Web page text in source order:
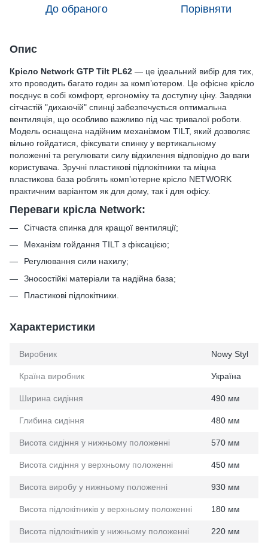
До обраного Порівняти
Опис
Крісло Network GTP Tilt PL62 — це ідеальний вибір для тих,
хто проводить багато годин за комп’ютером. Це офісне крісло
поєднує в собі комфорт, ергономіку та доступну ціну. Завдяки
сітчастій "дихаючій" спинці забезпечується оптимальна
вентиляція, що особливо важливо під час тривалої роботи.
Модель оснащена надійним механізмом TILT, який дозволяє
вільно гойдатися, фіксувати спинку у вертикальному
положенні та регулювати силу відхилення відповідно до ваги
користувача. Зручні пластикові підлокітники та міцна
пластикова база роблять комп’ютерне крісло NETWORK
практичним варіантом як для дому, так і для офісу.
Переваги крісла Network:
Сітчаста спинка для кращої вентиляції;
Механізм гойдання TILT з фіксацією;
Регулювання сили нахилу;
Зносостійкі матеріали та надійна база;
Пластикові підлокітники.
Характеристики
Виробник Nowy Styl
Країна виробник Україна
Ширина сидіння 490 мм
Глибина сидіння 480 мм
Висота сидіння у нижньому положенні 570 мм
Висота сидіння у верхньому положенні 450 мм
Висота виробу у нижньому положенні 930 мм
Висота підлокітників у верхньому положенні 180 мм
Висота підлокітників у нижньому положенні 220 мм